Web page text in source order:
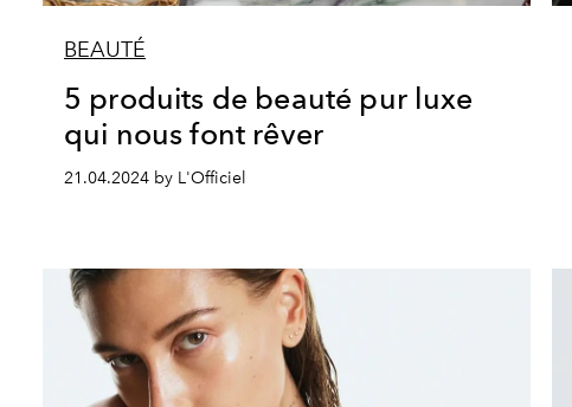
BEAUTÉ
5 produits de beauté pur luxe
qui nous font rêver
21.04.2024 by L'Officiel